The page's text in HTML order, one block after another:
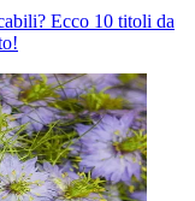
Ecco 10 titoli da